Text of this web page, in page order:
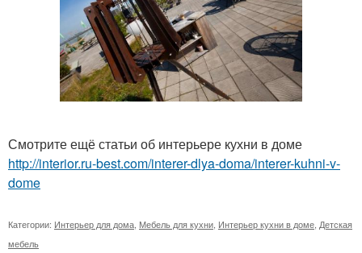
Смотрите ещё статьи об интерьере кухни в доме
http://interior.ru-best.com/interer-dlya-doma/interer-kuhni-v-
dome
Категории: Интерьер для дома Мебель для кухни Интерьер кухни в доме Детская
мебель